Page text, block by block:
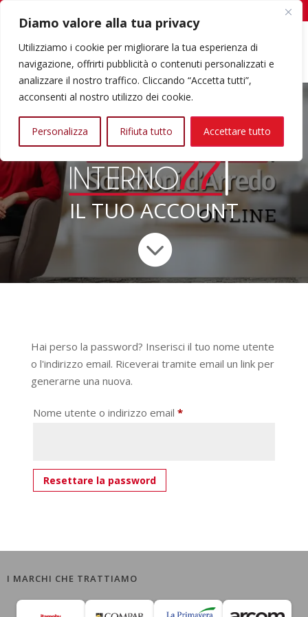
Diamo valore alla tua privacy
Utilizziamo i cookie per migliorare la tua esperienza di
navigazione, offrirti pubblicità o contenuti personalizzati e
analizzare il nostro traffico. Cliccando “Accetta tutti”,
acconsenti al nostro utilizzo dei cookie.
Personalizza Rifiuta tutto Accettare tutto
info@interno77.it
IL TUO ACCOUNT

Hai perso la password? Inserisci il tuo nome utente
o l'indirizzo email. Riceverai tramite email un link per
generarne una nuova.
Nome utente o indirizzo email *Richiesto
Resettare la password
I MARCHI CHE TRATTIAMO